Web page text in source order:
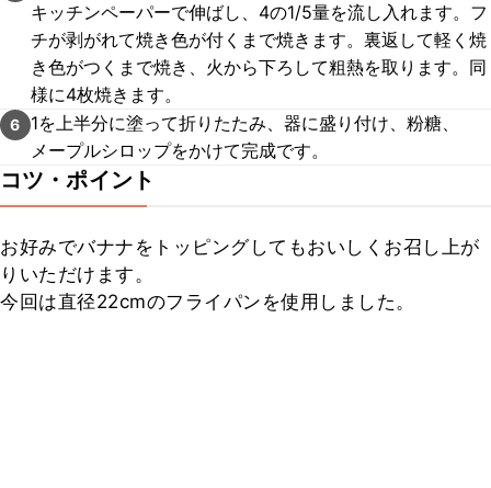
キッチンペーパーで伸ばし、4の1/5量を流し入れます。フ
チが剥がれて焼き色が付くまで焼きます。裏返して軽く焼
き色がつくまで焼き、火から下ろして粗熱を取ります。同
様に4枚焼きます。
6
1を上半分に塗って折りたたみ、器に盛り付け、粉糖、
メープルシロップをかけて完成です。
コツ・ポイント
お好みでバナナをトッピングしてもおいしくお召し上が
りいただけます。
今回は直径22cmのフライパンを使用しました。